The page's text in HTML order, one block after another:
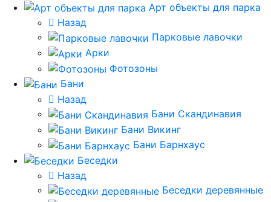
Арт объекты для парка
Назад
Парковые лавочки
Арки
Фотозоны
Бани
Назад
Бани Скандинавия
Бани Викинг
Бани Барнхаус
Беседки
Назад
Беседки деревянные